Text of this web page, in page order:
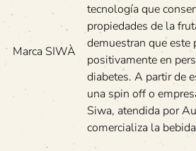
Marca SIWÀ
tecnología que
propiedades de la
demuestran que este
positivamente en
diabetes. A partir de
una spin off o
Siwa, atendida por
comercializa la